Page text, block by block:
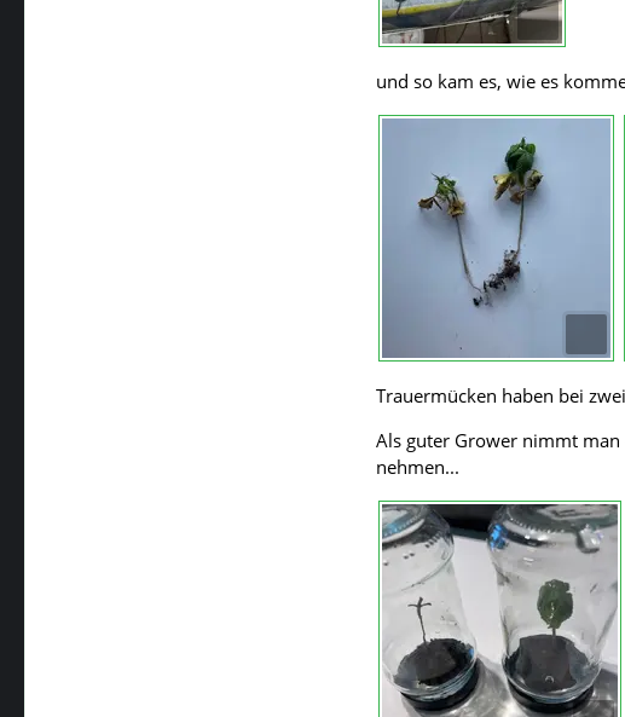
und so kam es, wie es
Trauermücken haben bei
Als guter Grower nimmt
nehmen...